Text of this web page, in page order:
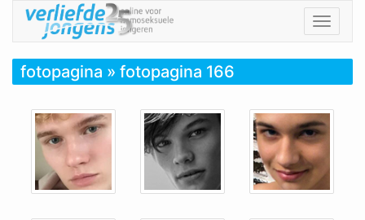
Toggle
fotopagina » fotopagina 166